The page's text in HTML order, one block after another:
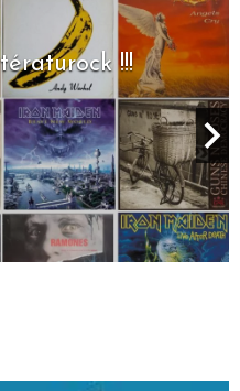
Days To Rock !!!